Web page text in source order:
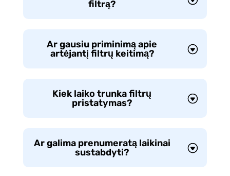
filtrą?
Ar gausiu priminimą apie
artėjantį filtrų keitimą?
Kiek laiko trunka filtrų
pristatymas?
Ar galima prenumeratą laikinai
sustabdyti?